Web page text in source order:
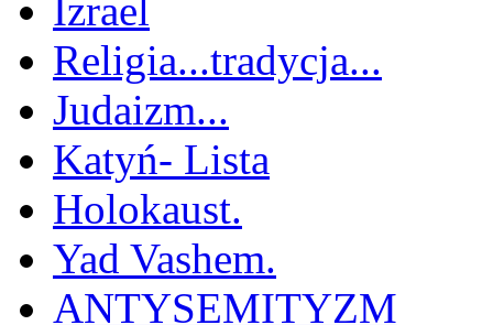
Izrael
Religia...tradycja...
Judaizm...
Katyń- Lista
Holokaust.
Yad Vashem.
ANTYSEMITYZM